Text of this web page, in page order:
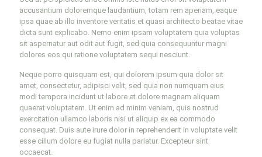
accusantium doloremque laudantium, totam rem aperiam, eaque
ipsa quae ab illo inventore veritatis et quasi architecto beatae vitae
dicta sunt explicabo. Nemo enim ipsam voluptatem quia voluptas
sit aspernatur aut odit aut fugit, sed quia consequuntur magni
dolores eos qui ratione voluptatem sequi nesciunt.
Neque porro quisquam est, qui dolorem ipsum quia dolor sit
amet, consectetur, adipisci velit, sed quia non numquam eius
modi tempora incidunt ut labore et dolore magnam aliquam
quaerat voluptatem. Ut enim ad minim veniam, quis nostrud
exercitation ullamco laboris nisi ut aliquip ex ea commodo
consequat. Duis aute irure dolor in reprehenderit in voluptate velit
esse cillum dolore eu fugiat nulla pariatur. Excepteur sint
occaecat.